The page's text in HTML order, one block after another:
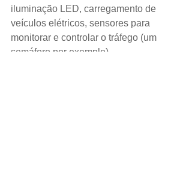
iluminação LED, carregamento de
veículos elétricos, sensores para
monitorar e controlar o tráfego (um
semáforo por exemplo).